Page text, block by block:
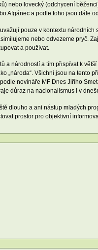
nebo lovecký (odchycení
Afgánec a podle toho jsou dále
pouze v kontextu národních
nebo odvezeme pryč.
a používat.
národností a tím přispívat k
„národa“. Všichni jsou na tento
novináře MF Dnes Jiřího
důraz na nacionalismus i v
dlouho a ani nástup mladých
prostor pro objektivní